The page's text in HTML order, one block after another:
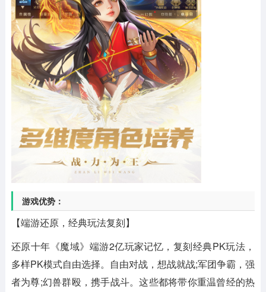
游戏优势：
【端游还原，经典玩法复刻】
还原十年《魔域》端游2亿玩家记忆，复刻经典PK玩法，
多样PK模式自由选择。自由对战，想战就战;军团争霸，强
者为尊;幻兽群殴，携手战斗。这些都将带你重温曾经的热